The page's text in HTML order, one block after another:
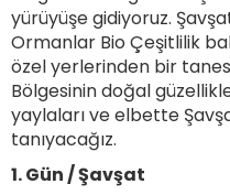
yürüyüşe gidiyoruz.
Ormanlar Bio Çeşitlilik
özel yerlerinden bir
Bölgesinin doğal
yaylaları ve elbette
tanıyacağız.
1. Gün / Şavşat